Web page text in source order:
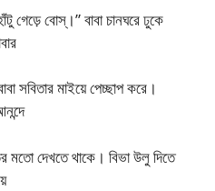
গেড়ে বোস্।” বাবা চানঘরে ঢুকে
সবিতার মাইয়ে পেচ্ছাপ করে।
মতো দেখতে থাকে। বিভা উলু দিতে